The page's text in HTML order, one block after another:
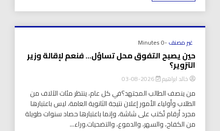
غير مصنف-0 Minutes
حين يصبح التفوق محل تساؤل… فنعم لإقالة وزير
التزوير؟
خالد ابراهيم 2026-08-03
من ينصف الطالب المجتهد؟في كل عام، ينتظر مئات الآلاف من
الطلاب وأولياء الأمور إعلان نتيجة الثانوية العامة، ليس باعتبارها
مجرد أرقام تُكتب على شاشة، وإنما باعتبارها حصاد سنوات طويلة
من الكفاح، والسهر، والدموع، والتضحيات.وراء...